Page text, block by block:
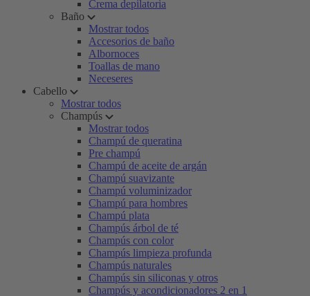
Crema depilatoria
Baño
Mostrar todos
Accesorios de baño
Albornoces
Toallas de mano
Neceseres
Cabello
Mostrar todos
Champús
Mostrar todos
Champú de queratina
Pre champú
Champú de aceite de argán
Champú suavizante
Champú voluminizador
Champú para hombres
Champú plata
Champús árbol de té
Champús con color
Champús limpieza profunda
Champús naturales
Champús sin siliconas y otros
Champús y acondicionadores 2 en 1